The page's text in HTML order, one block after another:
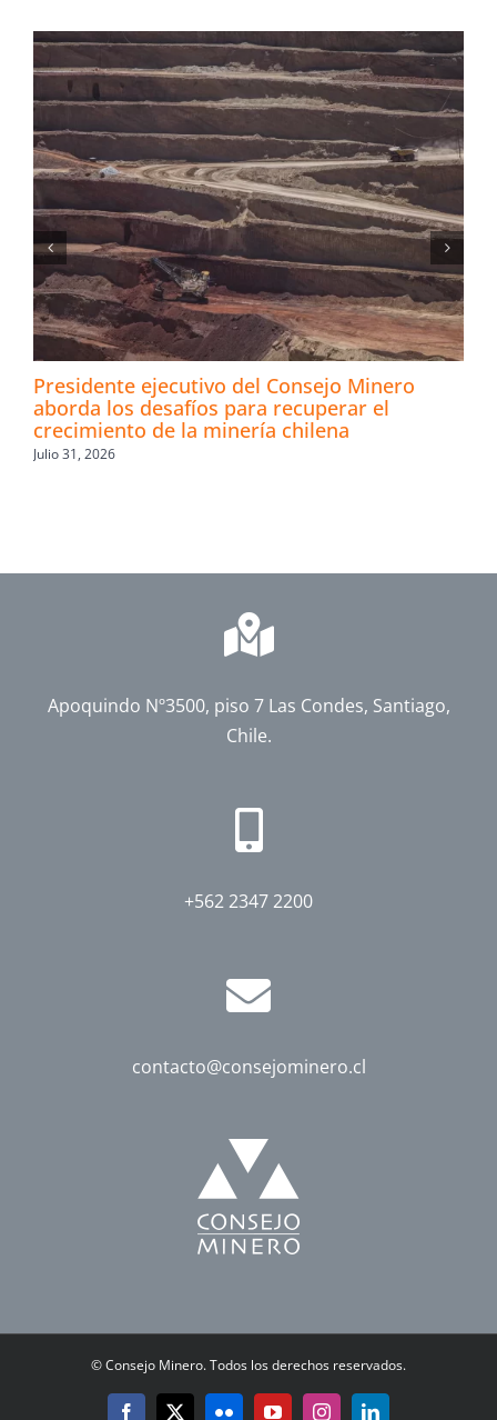
Presidente ejecutivo del Consejo Minero
aborda los desafíos para recuperar el
crecimiento de la minería chilena
Julio 31, 2026
Apoquindo Nº3500, piso 7 Las Condes, Santiago,
Chile.
+562 2347 2200
contacto@consejominero.cl
©Consejo Minero. Todos los derechos reservados.